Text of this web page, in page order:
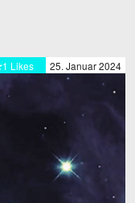
25. Januar 2024
1 Likes